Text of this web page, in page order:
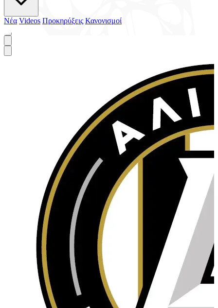
Νέα Videos Προκηρύξεις Κανονισμοί